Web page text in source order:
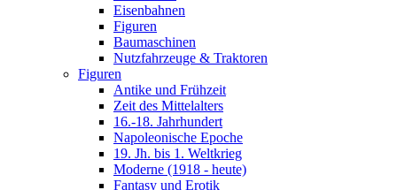
Eisenbahnen
Figuren
Baumaschinen
Nutzfahrzeuge & Traktoren
Figuren
Antike und Frühzeit
Zeit des Mittelalters
16.-18. Jahrhundert
Napoleonische Epoche
19. Jh. bis 1. Weltkrieg
Moderne (1918 - heute)
Fantasy und Erotik